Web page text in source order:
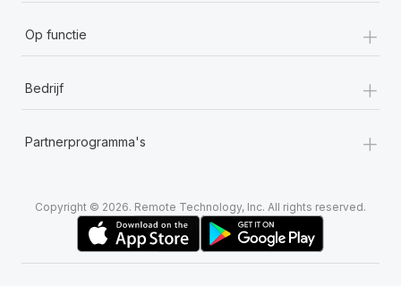
Op functie +
Bedrijf +
Partnerprogramma's +
Copyright © 2026. Remote Technology, Inc. All rights reserved.